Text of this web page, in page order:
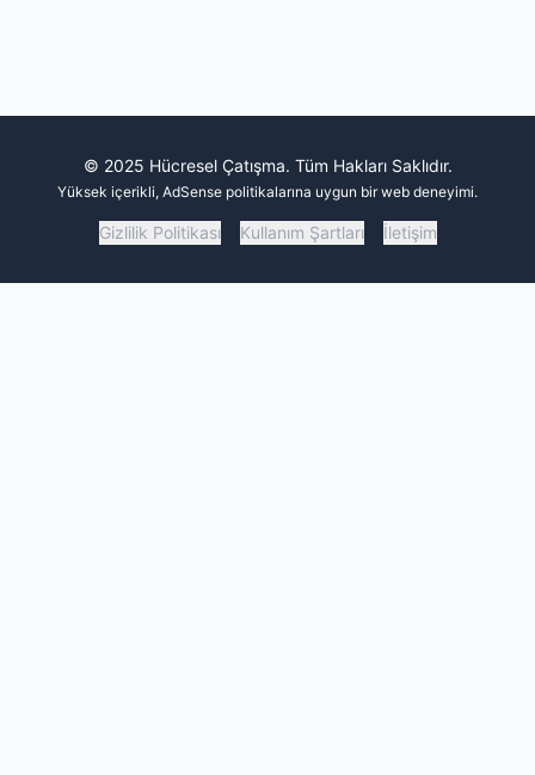
© 2025 Hücresel Çatışma. Tüm Hakları Saklıdır.
Yüksek içerikli, AdSense politikalarına uygun bir web deneyimi.
Gizlilik Politikası Kullanım Şartları İletişim